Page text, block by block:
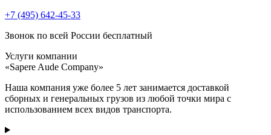
+7 (495) 642-45-33
Звонок по всей России бесплатный
Услуги компании
«Sapere Aude Company»
Наша компания уже более 5 лет занимается доставкой
сборных и генеральных грузов из любой точки мира с
использованием всех видов транспорта.